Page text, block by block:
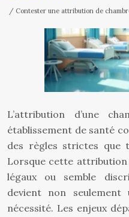
/ Contester une attribution de
L’attribution d’une
établissement de santé
des règles strictes que
Lorsque cette
légaux ou semble
devient non
nécessité. Les enjeux